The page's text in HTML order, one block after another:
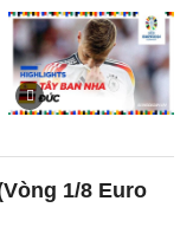
1/8 Euro